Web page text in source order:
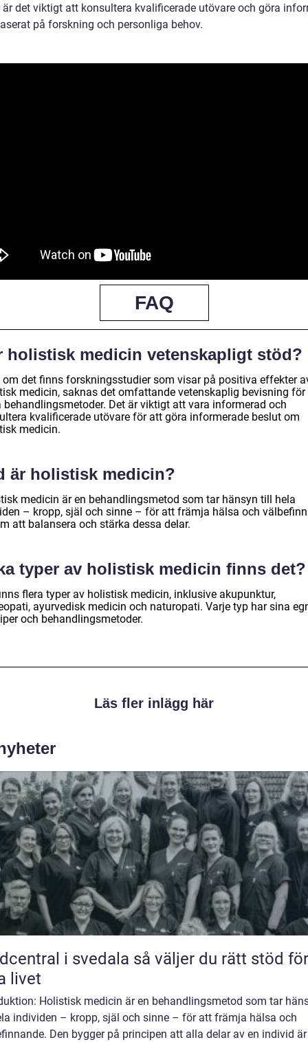
det viktigt att konsultera kvalificerade utövare och göra
på forskning och personliga behov.
FAQ
holistisk medicin vetenskapligt stöd?
om det finns forskningsstudier som visar på positiva effekter
medicin, saknas det omfattande vetenskaplig bevisning för
behandlingsmetoder. Det är viktigt att vara informerad och
kvalificerade utövare för att göra informerade beslut om
medicin.
är holistisk medicin?
medicin är en behandlingsmetod som tar hänsyn till hela
– kropp, själ och sinne – för att främja hälsa och
att balansera och stärka dessa delar.
typer av holistisk medicin finns det?
flera typer av holistisk medicin, inklusive akupunktur,
ayurvedisk medicin och naturopati. Varje typ har sina
och behandlingsmetoder.
Läs fler inlägg här
i svedala så väljer du rätt stöd för
livet
Holistisk medicin är en behandlingsmetod som tar
individen – kropp, själ och sinne – för att främja hälsa och
Den bygger på principen att alla delar av en individ är